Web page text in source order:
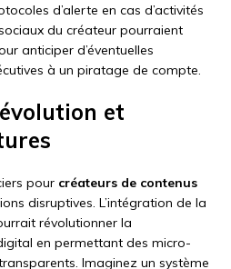
d’alerte en cas d’activités
du créateur pourraient
anticiper d’éventuelles
à un piratage de compte.
et
pour créateurs de contenus
disruptives. L’intégration de la
révolutionner la
en permettant des micro-
Imaginez un système